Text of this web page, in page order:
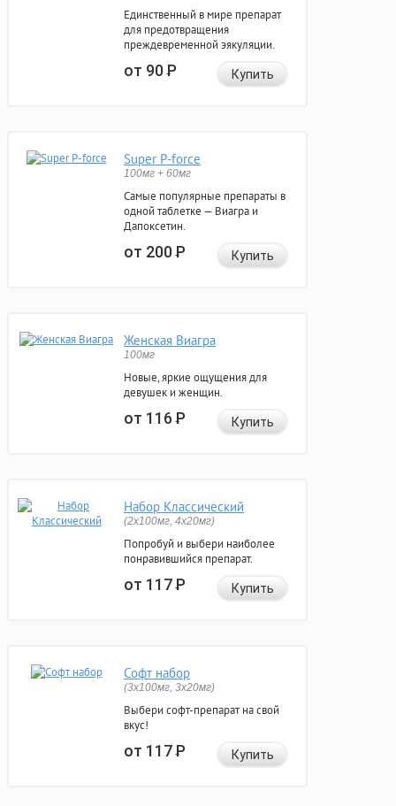
Единственный в мире препарат
для предотвращения
преждевременной эякуляции.
от 90Р Купить
Super P-force
100мг + 60мг
Самые популярные препараты в
одной таблетке — Виагра и
Дапоксетин.
от 200Р Купить
Женская Виагра
100мг
Новые, яркие ощущения для
девушек и женщин.
от 116Р Купить
Набор Классический
(2x100мг, 4x20мг)
Попробуй и выбери наиболее
понравившийся препарат.
от 117Р Купить
Софт набор
(3x100мг, 3x20мг)
Выбери софт-препарат на свой
вкус!
от 117Р Купить